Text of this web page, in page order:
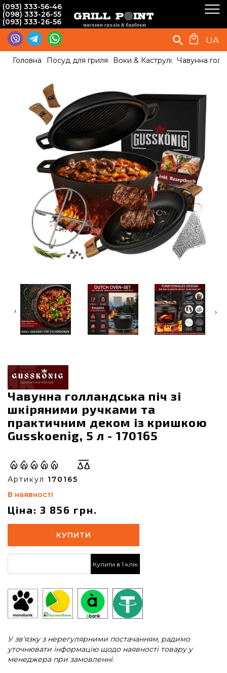
(093) 333-56-46
(098) 333-26-55
(093) 333-26-56
UA
Головна Посуд для гриля Воки & Каструлі Чавунна
‹ ›
Чавунна голландська піч зі
шкіряними ручками та
практичним деком із кришкою
Gusskoenig, 5 л - 170165
Артикул 170165
В наявності
Ціна: 3 856 грн.
КУПИТИ
Купити в 1 клік
У зв'язку з нерегулярними постачанням, радимо
уточнювати інформацію щодо наявності товару у
менеджера при замовленні.